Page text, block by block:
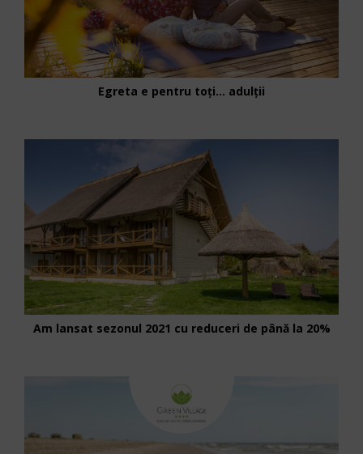
Egreta e pentru toți… adulții
Am lansat sezonul 2021 cu reduceri de până la 20%